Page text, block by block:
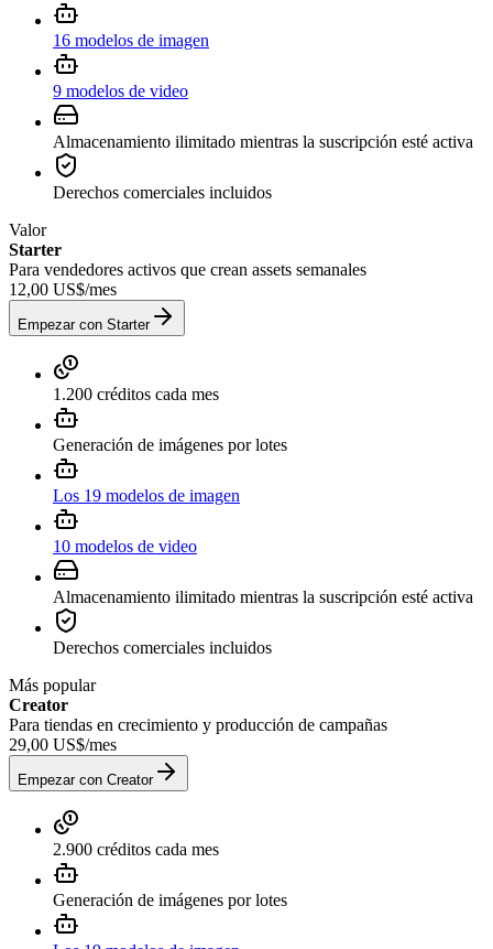
16 modelos de imagen
9 modelos de video
Almacenamiento ilimitado mientras la suscripción esté activa
Derechos comerciales incluidos
Valor
Starter
Para vendedores activos que crean assets semanales
12,00 US$/mes
Empezar con Starter
1.200 créditos cada mes
Generación de imágenes por lotes
Los 19 modelos de imagen
10 modelos de video
Almacenamiento ilimitado mientras la suscripción esté activa
Derechos comerciales incluidos
Más popular
Creator
Para tiendas en crecimiento y producción de campañas
29,00 US$/mes
Empezar con Creator
2.900 créditos cada mes
Generación de imágenes por lotes